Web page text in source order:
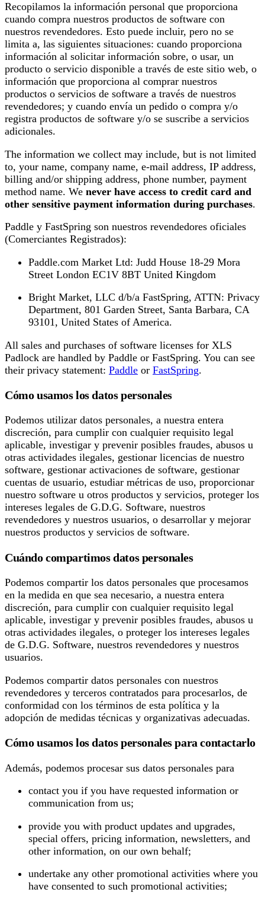
Recopilamos la información personal que proporciona
cuando compra nuestros productos de software con
nuestros revendedores. Esto puede incluir, pero no se
limita a, las siguientes situaciones: cuando proporciona
información al solicitar información sobre, o usar, un
producto o servicio disponible a través de este sitio web, o
información que proporciona al comprar nuestros
productos o servicios de software a través de nuestros
revendedores; y cuando envía un pedido o compra y/o
registra productos de software y/o se suscribe a servicios
adicionales.
The information we collect may include, but is not limited
to, your name, company name, e-mail address, IP address,
billing and/or shipping address, phone number, payment
method name. We never have access to credit card and
other sensitive payment information during purchases.
Paddle y FastSpring son nuestros revendedores oficiales
(Comerciantes Registrados):
Paddle.com Market Ltd: Judd House 18-29 Mora
Street London EC1V 8BT United Kingdom
Bright Market, LLC d/b/a FastSpring, ATTN: Privacy
Department, 801 Garden Street, Santa Barbara, CA
93101, United States of America.
All sales and purchases of software licenses for XLS
Padlock are handled by Paddle or FastSpring. You can see
their privacy statement: Paddle or FastSpring.
Cómo usamos los datos personales
Podemos utilizar datos personales, a nuestra entera
discreción, para cumplir con cualquier requisito legal
aplicable, investigar y prevenir posibles fraudes, abusos u
otras actividades ilegales, gestionar licencias de nuestro
software, gestionar activaciones de software, gestionar
cuentas de usuario, estudiar métricas de uso, proporcionar
nuestro software u otros productos y servicios, proteger los
intereses legales de G.D.G. Software, nuestros
revendedores y nuestros usuarios, o desarrollar y mejorar
nuestros productos y servicios de software.
Cuándo compartimos datos personales
Podemos compartir los datos personales que procesamos
en la medida en que sea necesario, a nuestra entera
discreción, para cumplir con cualquier requisito legal
aplicable, investigar y prevenir posibles fraudes, abusos u
otras actividades ilegales, o proteger los intereses legales
de G.D.G. Software, nuestros revendedores y nuestros
usuarios.
Podemos compartir datos personales con nuestros
revendedores y terceros contratados para procesarlos, de
conformidad con los términos de esta política y la
adopción de medidas técnicas y organizativas adecuadas.
Cómo usamos los datos personales para contactarlo
Además, podemos procesar sus datos personales para
contact you if you have requested information or
communication from us;
provide you with product updates and upgrades,
special offers, pricing information, newsletters, and
other information, on our own behalf;
undertake any other promotional activities where you
have consented to such promotional activities;